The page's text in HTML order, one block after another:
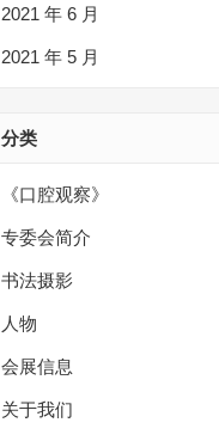
2021 年 6 月
2021 年 5 月
分类
《口腔观察》
专委会简介
书法摄影
人物
会展信息
关于我们